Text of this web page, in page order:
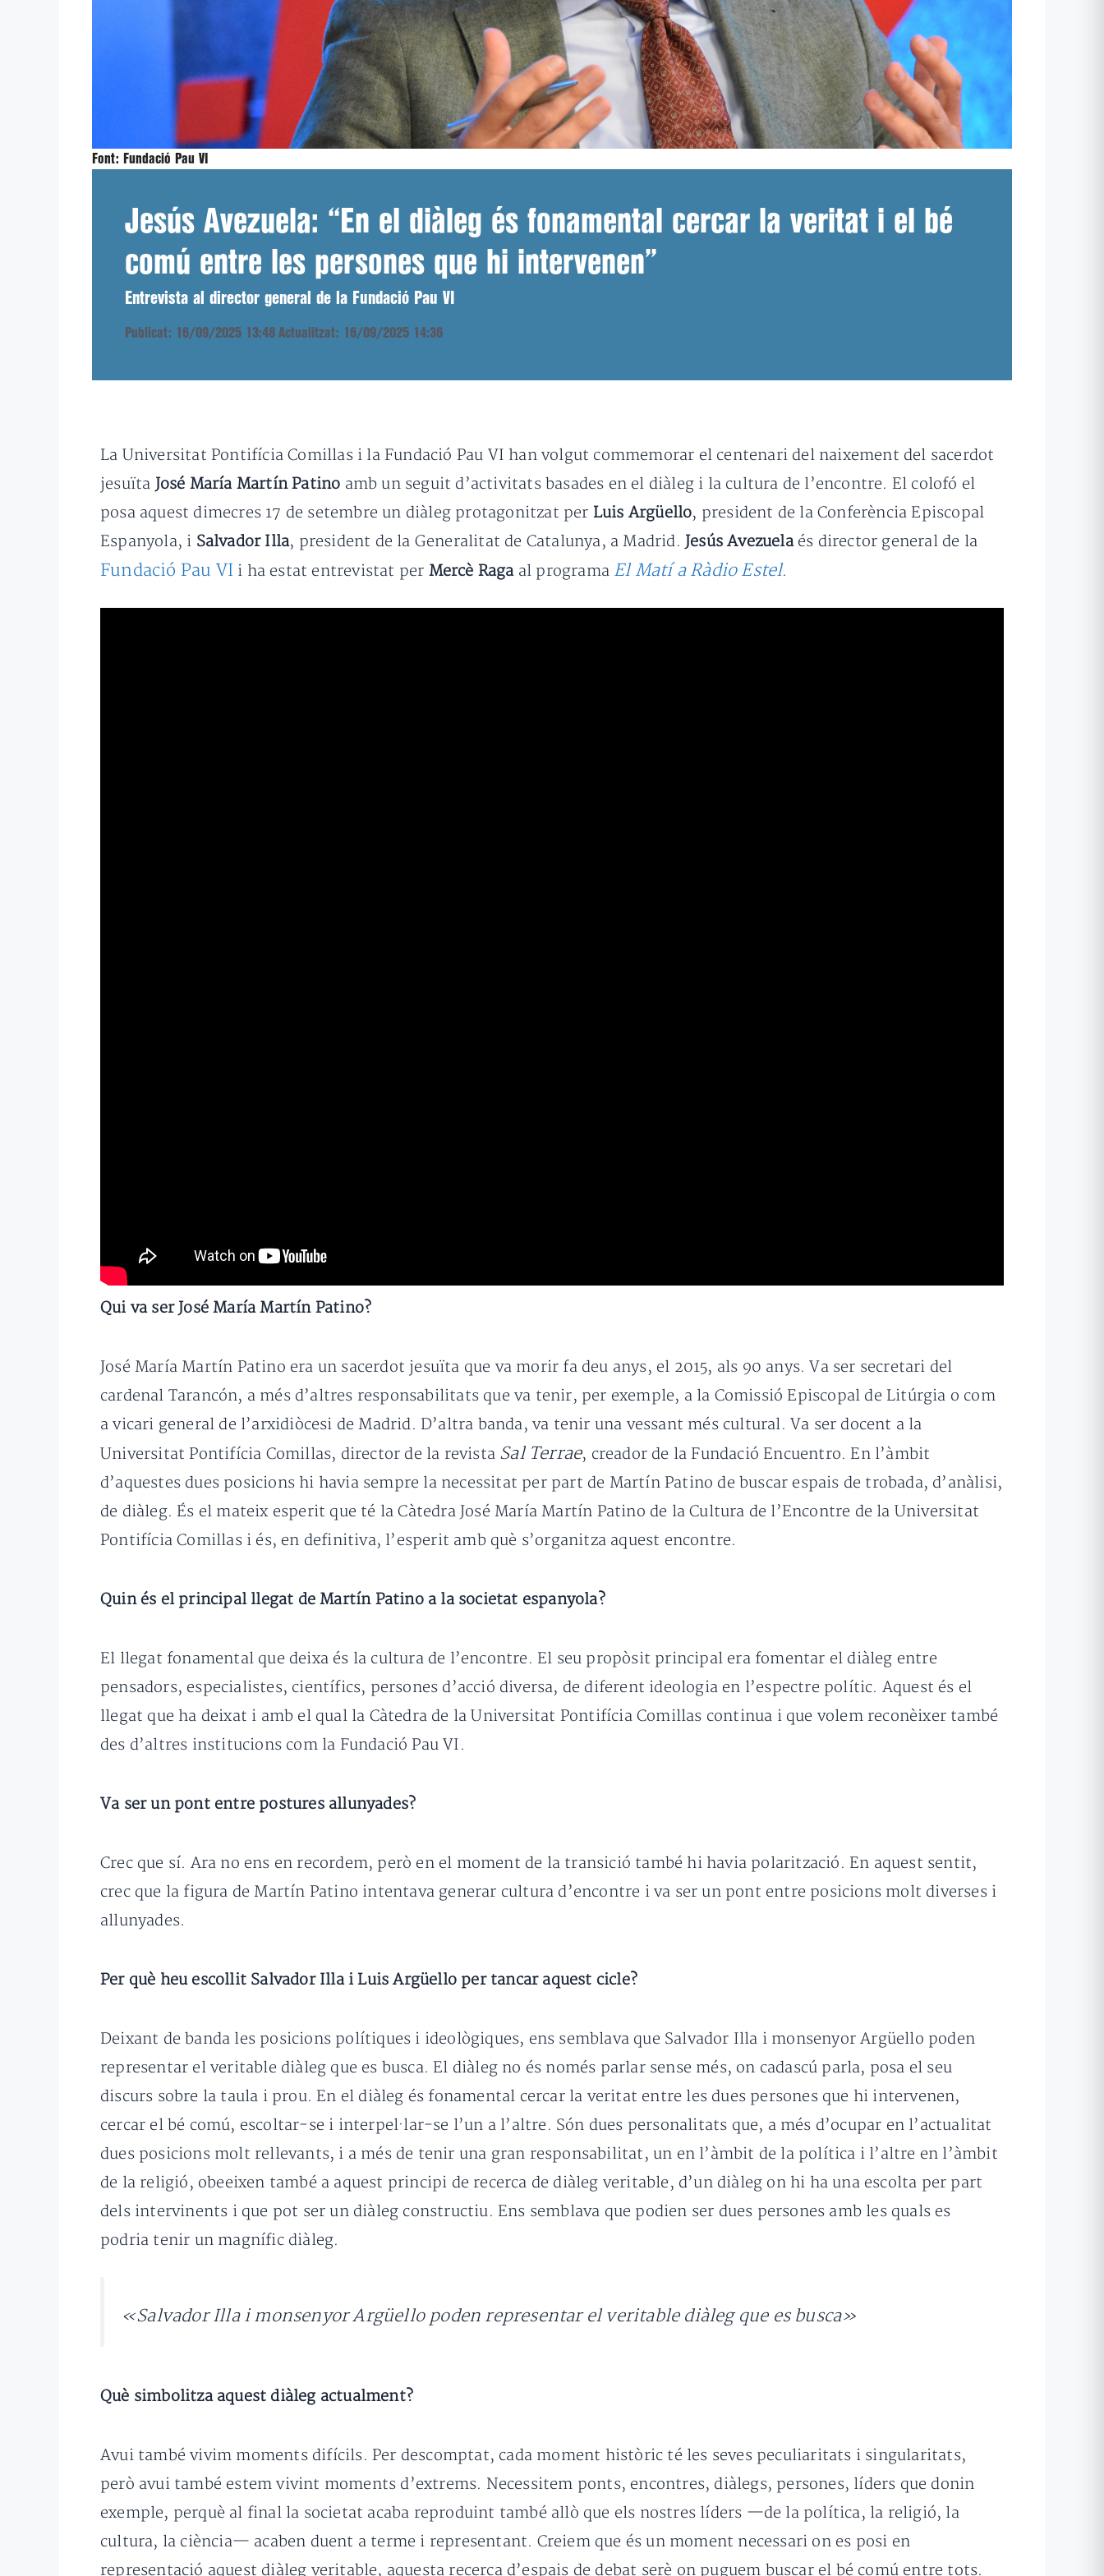
Font: Fundació Pau VI
Jesús Avezuela: “En el diàleg és fonamental cercar la veritat i el bé
comú entre les persones que hi intervenen”
Entrevista al director general de la Fundació Pau VI
Publicat: 16/09/2025 13:48 Actualitzat: 16/09/2025 14:36
La Universitat Pontifícia Comillas i la Fundació Pau VI han volgut commemorar el centenari del naixement del sacerdot
jesuïta José María Martín Patino amb un seguit d’activitats basades en el diàleg i la cultura de l’encontre. El colofó el
posa aquest dimecres 17 de setembre un diàleg protagonitzat per Luis Argüello, president de la Conferència Episcopal
Espanyola, i Salvador Illa, president de la Generalitat de Catalunya, a Madrid. Jesús Avezuelaés director general de la
Fundació Pau VI i ha estat entrevistat per Mercè Ragaal programa El Matí a Ràdio Estel.
Qui va ser José María Martín Patino?
José María Martín Patino era un sacerdot jesuïta que va morir fa deu anys, el 2015, als 90 anys. Va ser secretari del
cardenal Tarancón, a més d’altres responsabilitats que va tenir, per exemple, a la Comissió Episcopal de Litúrgia o com
a vicari general de l’arxidiòcesi de Madrid. D’altra banda, va tenir una vessant més cultural. Va ser docent a la
Universitat Pontifícia Comillas, director de la revista Sal Terrae, creador de la Fundació Encuentro. En l’àmbit
d’aquestes dues posicions hi havia sempre la necessitat per part de Martín Patino de buscar espais de trobada, d’anàlisi,
de diàleg. És el mateix esperit que té la Càtedra José María Martín Patino de la Cultura de l’Encontre de la Universitat
Pontifícia Comillas i és, en definitiva, l’esperit amb què s’organitza aquest encontre.
Quin és el principal llegat de Martín Patino a la societat espanyola?
El llegat fonamental que deixa és la cultura de l’encontre. El seu propòsit principal era fomentar el diàleg entre
pensadors, especialistes, científics, persones d’acció diversa, de diferent ideologia en l’espectre polític. Aquest és el
llegat que ha deixat i amb el qual la Càtedra de la Universitat Pontifícia Comillas continua i que volem reconèixer també
des d’altres institucions com la Fundació Pau VI.
Va ser un pont entre postures allunyades?
Crec que sí. Ara no ens en recordem, però en el moment de la transició també hi havia polarització. En aquest sentit,
crec que la figura de Martín Patino intentava generar cultura d’encontre i va ser un pont entre posicions molt diverses i
allunyades.
Per què heu escollit Salvador Illa i Luis Argüello per tancar aquest cicle?
Deixant de banda les posicions polítiques i ideològiques, ens semblava que Salvador Illa i monsenyor Argüello poden
representar el veritable diàleg que es busca. El diàleg no és només parlar sense més, on cadascú parla, posa el seu
discurs sobre la taula i prou. En el diàleg és fonamental cercar la veritat entre les dues persones que hi intervenen,
cercar el bé comú, escoltar-se i interpel·lar-se l’un a l’altre. Són dues personalitats que, a més d’ocupar en l’actualitat
dues posicions molt rellevants, i a més de tenir una gran responsabilitat, un en l’àmbit de la política i l’altre en l’àmbit
de la religió, obeeixen també a aquest principi de recerca de diàleg veritable, d’un diàleg on hi ha una escolta per part
dels intervinents i que pot ser un diàleg constructiu. Ens semblava que podien ser dues persones amb les quals es
podria tenir un magnífic diàleg.
«Salvador Illa i monsenyor Argüello poden representar el veritable diàleg que es busca»
Què simbolitza aquest diàleg actualment?
Avui també vivim moments difícils. Per descomptat, cada moment històric té les seves peculiaritats i singularitats,
però avui també estem vivint moments d’extrems. Necessitem ponts, encontres, diàlegs, persones, líders que donin
exemple, perquè al final la societat acaba reproduint també allò que els nostres líders —de la política, la religió, la
cultura, la ciència— acaben duent a terme i representant. Creiem que és un moment necessari on es posi en
representació aquest diàleg veritable, aquesta recerca d’espais de debat serè on puguem buscar el bé comú entre tots.